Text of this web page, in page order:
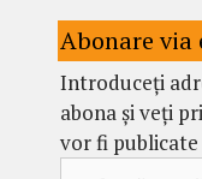
Abonare via
Introduceți
abona și veți
vor fi